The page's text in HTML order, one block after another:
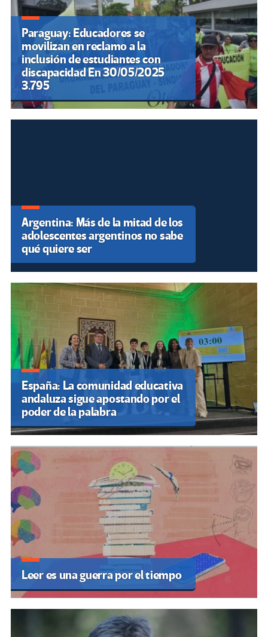
Paraguay: Educadores se
movilizan en reclamo a la
inclusión de estudiantes con
discapacidad En 30/05/2025
3.795
Argentina: Más de la mitad de los
adolescentes argentinos no sabe
qué quiere ser
España: La comunidad educativa
andaluza sigue apostando por el
poder de la palabra
Leer es una guerra por el tiempo